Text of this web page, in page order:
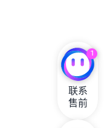
1
联系
售前